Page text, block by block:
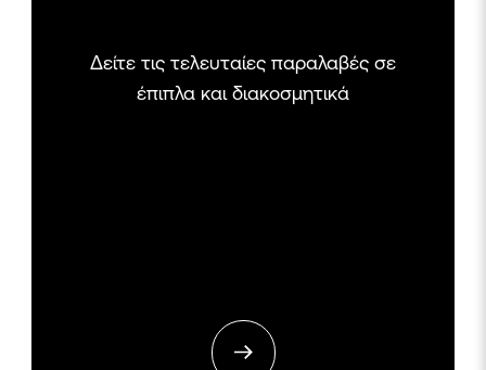
Δείτε τις τελευταίες παραλαβές σε
έπιπλα και διακοσμητικά